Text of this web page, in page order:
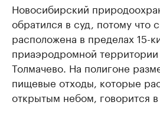
Новосибирский
обратился в суд, потому что
расположена в пределах 15-
приаэродромной
Толмачево. На полигоне
пищевые отходы, которые
открытым небом, говорится